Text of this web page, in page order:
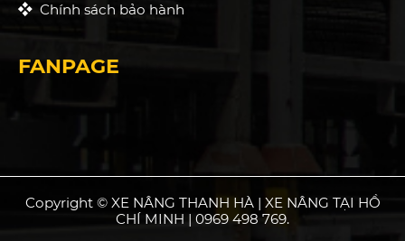
Chính sách bảo hành
FANPAGE
Copyright © XE NÂNG THANH HÀ | XE NÂNG TẠI HỒ
CHÍ MINH | 0969 498 769.